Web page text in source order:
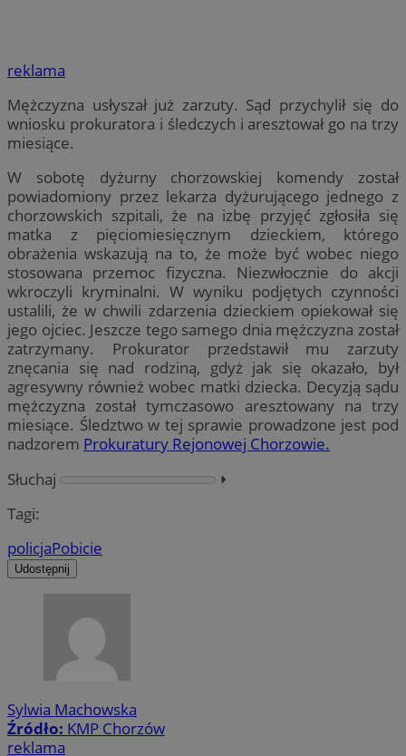
reklama
Mężczyzna usłyszał już zarzuty. Sąd przychylił się do
wniosku prokuratora i śledczych i aresztował go na trzy
miesiące.
W sobotę dyżurny chorzowskiej komendy został
powiadomiony przez lekarza dyżurującego jednego z
chorzowskich szpitali, że na izbę przyjęć zgłosiła się
matka z pięciomiesięcznym dzieckiem, którego
obrażenia wskazują na to, że może być wobec niego
stosowana przemoc fizyczna. Niezwłocznie do akcji
wkroczyli kryminalni. W wyniku podjętych czynności
ustalili, że w chwili zdarzenia dzieckiem opiekował się
jego ojciec. Jeszcze tego samego dnia mężczyzna został
zatrzymany. Prokurator przedstawił mu zarzuty
znęcania się nad rodziną, gdyż jak się okazało, był
agresywny również wobec matki dziecka. Decyzją sądu
mężczyzna został tymczasowo aresztowany na trzy
miesiące. Śledztwo w tej sprawie prowadzone jest pod
nadzorem Prokuratury Rejonowej Chorzowie.
Słuchaj
⏵︎
Tagi:
policjaPobicie
Udostępnij
Sylwia Machowska
Źródło: KMP Chorzów
reklama